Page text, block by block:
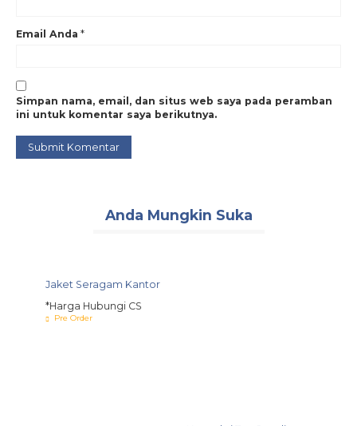
Email Anda *
Simpan nama, email, dan situs web saya pada peramban
ini untuk komentar saya berikutnya.
Anda Mungkin Suka
Jaket Seragam Kantor
*Harga Hubungi CS
Pre Order